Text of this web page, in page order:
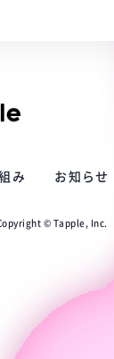
み お知らせ
© Tapple, Inc.